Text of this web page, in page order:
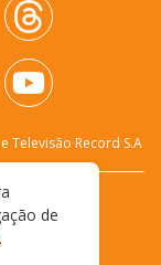
Televisão Record S.A
de
.